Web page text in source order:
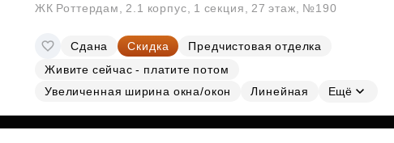
ЖК Роттердам, 2.1 корпус, 1 секция, 27 этаж, №190
Сдана Скидка
Предчистовая отделка
Живите сейчас - платите потом
Увеличенная ширина окна/окон
Линейная Ещё